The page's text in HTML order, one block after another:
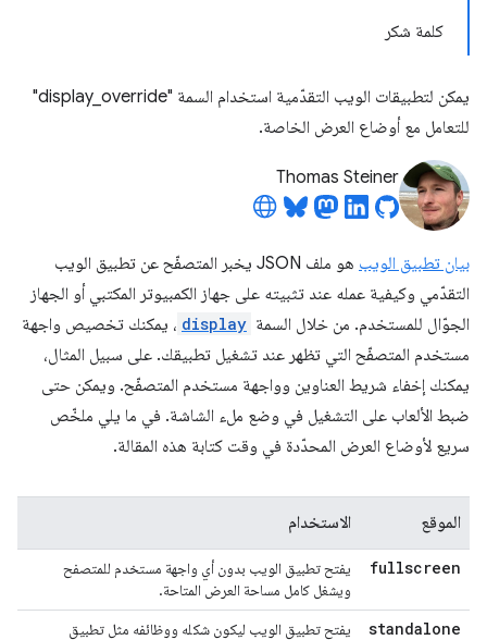
كلمة شكر
يمكن لتطبيقات الويب التقدّمية استخدام السمة "display_override"
للتعامل مع أوضاع العرض الخاصة.
Thomas Steiner
بيان تطبيق الويب
هو ملف JSON يخبر المتصفّح عن تطبيق الويب
التقدّمي وكيفية عمله عند تثبيته على جهاز الكمبيوتر المكتبي أو الجهاز
الجوّال للمستخدم. من خلال السمة display ، يمكنك تخصيص واجهة
مستخدم المتصفّح التي تظهر عند تشغيل تطبيقك. على سبيل المثال،
يمكنك إخفاء شريط العناوين وواجهة مستخدم المتصفّح. ويمكن حتى
ضبط الألعاب على التشغيل في وضع ملء الشاشة. في ما يلي ملخّص
سريع لأوضاع العرض المحدّدة في وقت كتابة هذه المقالة.
الموقع الاستخدام
fullscreen
يفتح تطبيق الويب بدون أي واجهة مستخدم للمتصفح
ويشغل كامل مساحة العرض المتاحة.
standalone
يفتح تطبيق الويب ليكون شكله ووظائفه مثل تطبيق